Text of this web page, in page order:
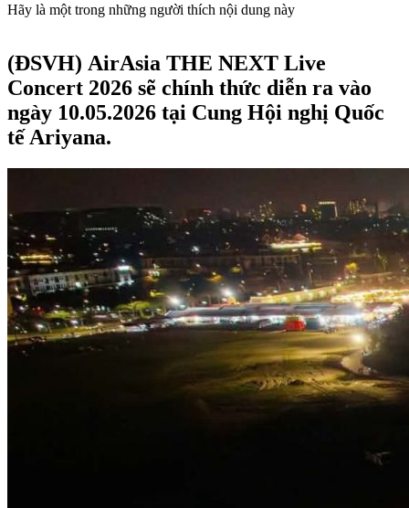
Hãy là một trong những người thích nội dung này
(ĐSVH) AirAsia THE NEXT Live
Concert 2026 sẽ chính thức diễn ra vào
ngày 10.05.2026 tại Cung Hội nghị Quốc
tế Ariyana.